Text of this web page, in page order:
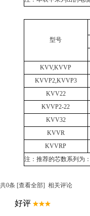
型号
KVV,KVVP
KVVP2,KVVP3
KVV22
KVVP2-22
KVV32
KVVR
KVVRP
注：推荐的芯数系列为
共0条 [查看全部] 相关评论